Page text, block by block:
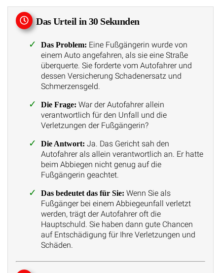
Das Urteil in 30 Sekunden
Das Problem: Eine Fußgängerin wurde von
einem Auto angefahren, als sie eine Straße
überquerte. Sie forderte vom Autofahrer und
dessen Versicherung Schadenersatz und
Schmerzensgeld.
Die Frage: War der Autofahrer allein
verantwortlich für den Unfall und die
Verletzungen der Fußgängerin?
Die Antwort: Ja. Das Gericht sah den
Autofahrer als allein verantwortlich an. Er hatte
beim Abbiegen nicht genug auf die
Fußgängerin geachtet.
Das bedeutet das für Sie: Wenn Sie als
Fußgänger bei einem Abbiegeunfall verletzt
werden, trägt der Autofahrer oft die
Hauptschuld. Sie haben dann gute Chancen
auf Entschädigung für Ihre Verletzungen und
Schäden.